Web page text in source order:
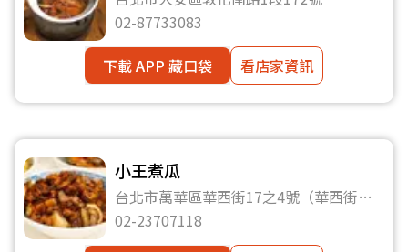
02-87733083
下載 APP 藏口袋
看店家資訊
小王煮瓜
台北市萬華區華西街17之4號（華西街夜
市153號攤）
02-23707118